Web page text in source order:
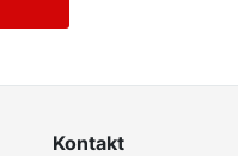
Kontakt